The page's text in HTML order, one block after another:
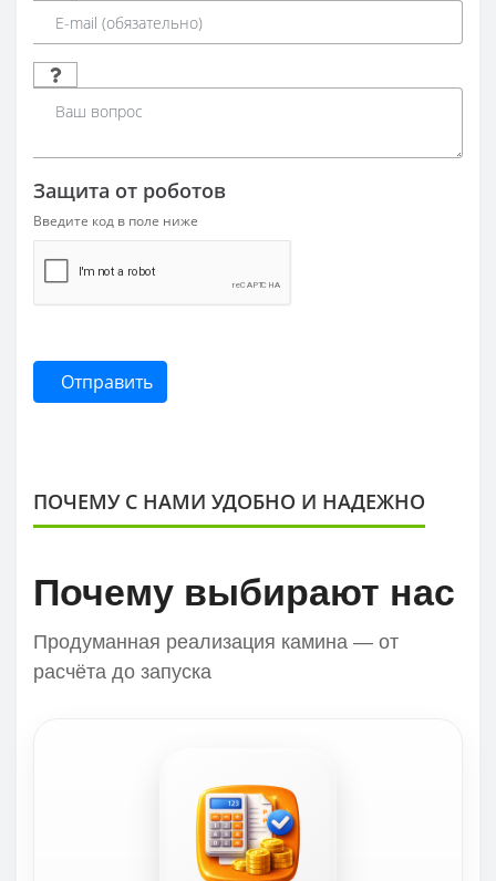
Защита от роботов
Введите код в поле ниже
Отправить
ПОЧЕМУ С НАМИ УДОБНО И НАДЕЖНО
Почему выбирают нас
Продуманная реализация камина — от
расчёта до запуска